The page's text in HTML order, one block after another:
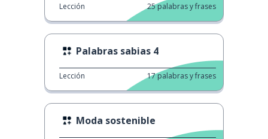
Lección 25palabras y frases
Palabras sabias 4
Lección 17palabras y frases
Moda sostenible